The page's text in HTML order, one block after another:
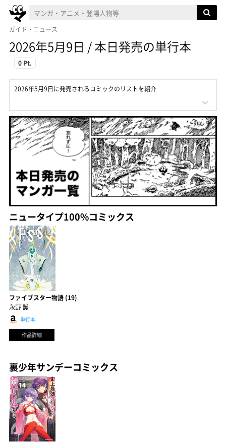
ガイド・ニュース
2026年5月9日 / 本日発売の単行本
0 Pt.
2026年5月9日に発売されるコミックのリストを紹介
ニュータイプ100%コミックス
ファイブスター物語 (19)
永野 護
単行本
作品詳細
裏少年サンデーコミックス